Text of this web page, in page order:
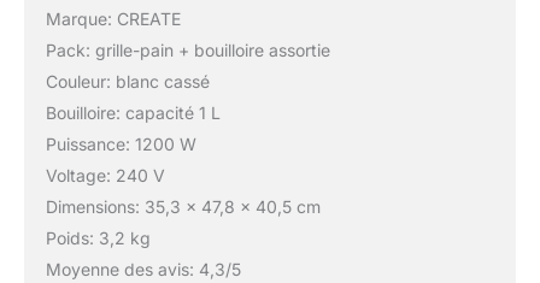
Marque: CREATE
Pack: grille-pain + bouilloire assortie
Couleur: blanc cassé
Bouilloire: capacité 1 L
Puissance: 1200 W
Voltage: 240 V
Dimensions: 35,3 x 47,8 x 40,5 cm
Poids: 3,2 kg
Moyenne des avis: 4,3/5